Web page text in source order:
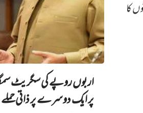
کا
اربوں روپے کی سگریٹ
پر ایک دوسرے پر ذاتی حملے